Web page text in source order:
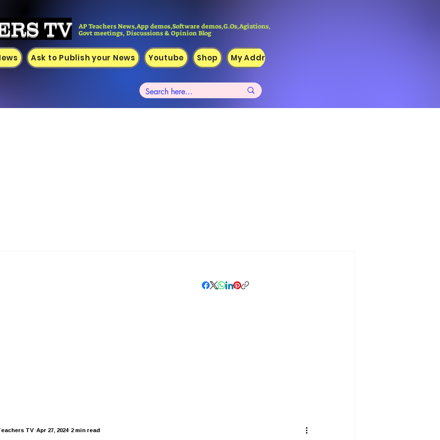
Ask to Publish your News Youtube Shop My Addresses
TV
AP Teachers News,App demos,Software demos,G.Os,Agiations,
Govt meetings, Discussions & Opinion Blog
TV Apr 27, 2024 2 min read